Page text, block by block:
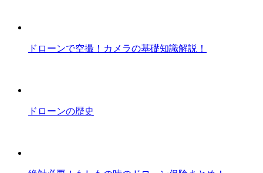
ドローンで空撮！カメラの基礎知識解説！
ドローンの歴史